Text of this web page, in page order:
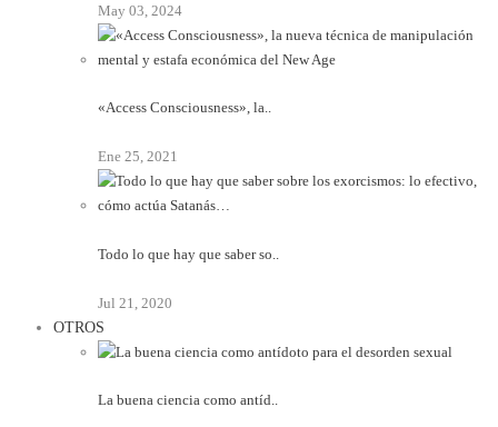
May 03, 2024
«Access Consciousness», la..
Ene 25, 2021
Todo lo que hay que saber so..
Jul 21, 2020
OTROS
La buena ciencia como antíd..